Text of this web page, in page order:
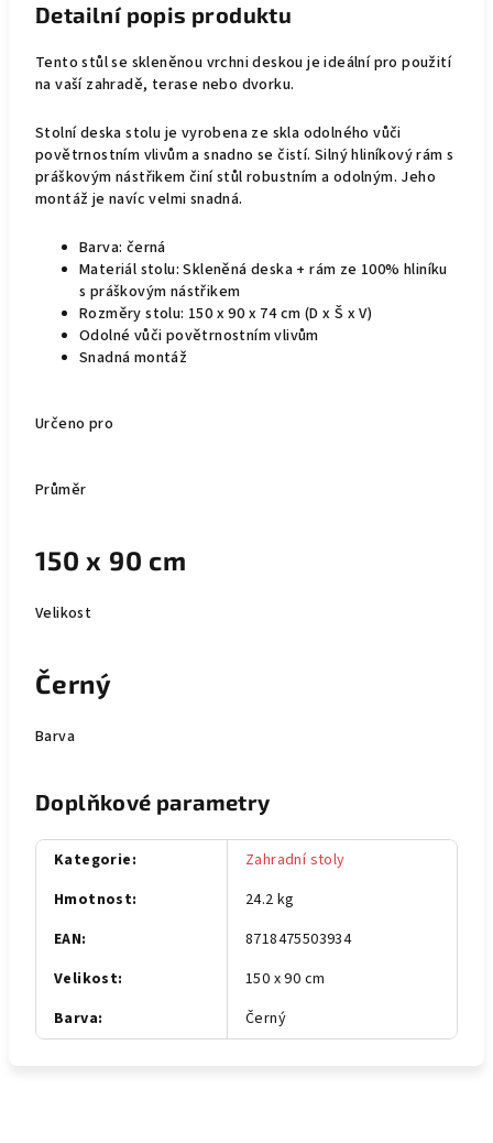
Detailní popis produktu
Tento stůl se skleněnou vrchni deskou je ideální pro použití
na vaší zahradě, terase nebo dvorku.
Stolní deska stolu je vyrobena ze skla odolného vůči
povětrnostním vlivům a snadno se čistí. Silný hliníkový rám s
práškovým nástřikem činí stůl robustním a odolným. Jeho
montáž je navíc velmi snadná.
Barva: černá
Materiál stolu: Skleněná deska + rám ze 100% hliníku
s práškovým nástřikem
Rozměry stolu: 150 x 90 x 74 cm (D x Š x V)
Odolné vůči povětrnostním vlivům
Snadná montáž
Určeno pro
Průměr
150 x 90 cm
Velikost
Černý
Barva
Doplňkové parametry
Kategorie:
Zahradní stoly
Hmotnost:
24.2 kg
EAN:
8718475503934
Velikost:
150 x 90 cm
Barva: Černý